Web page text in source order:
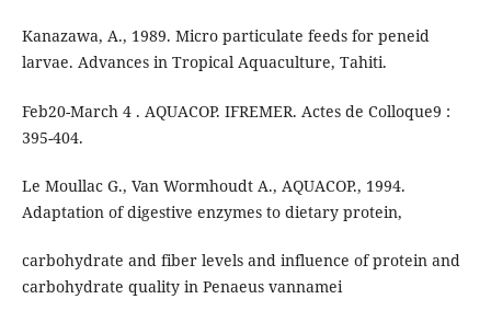
Kanazawa, A., 1989. Micro particulate feeds for peneid
larvae. Advances in Tropical Aquaculture, Tahiti.
Feb20-March 4 . AQUACOP. IFREMER. Actes de Colloque9 :
395-404.
Le Moullac G., Van Wormhoudt A., AQUACOP., 1994.
Adaptation of digestive enzymes to dietary protein,
carbohydrate and fiber levels and influence of protein and
carbohydrate quality in Penaeus vannamei